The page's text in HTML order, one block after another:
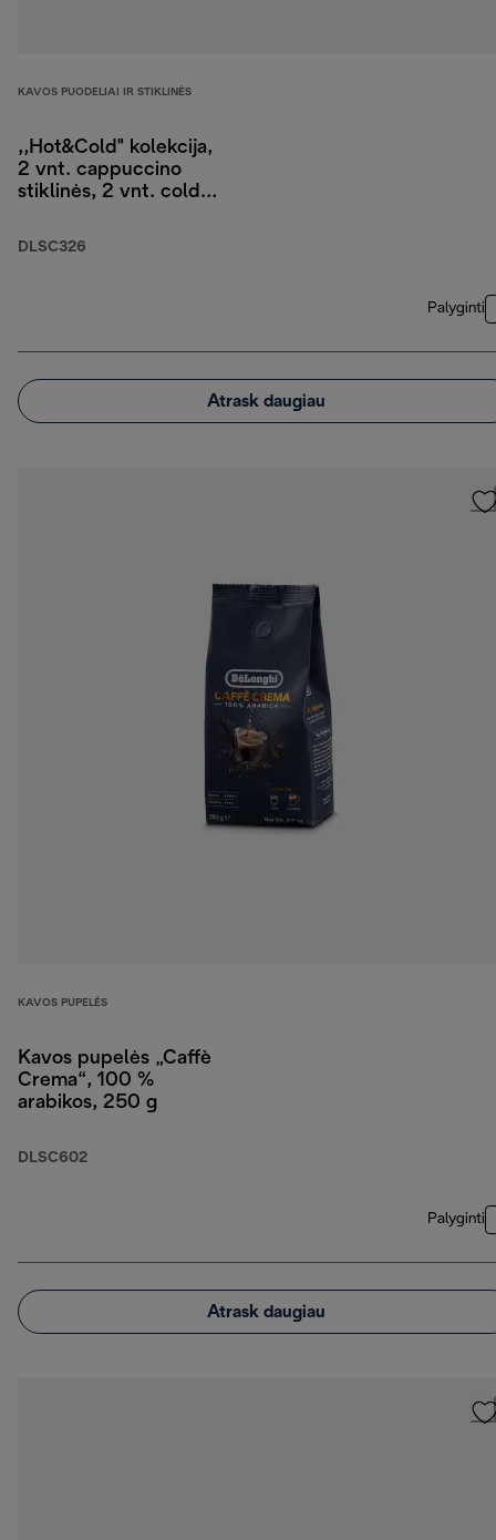
KAVOS PUODELIAI IR STIKLINĖS
,,Hot&Cold" kolekcija,
2 vnt. cappuccino
stiklinės, 2 vnt. cold
dvigubo stiklo stiklinės
DLSC326
Palyginti
Atrask daugiau
KAVOS PUPELĖS
Kavos pupelės „Caffè
Crema“, 100 %
arabikos, 250 g
DLSC602
Palyginti
Atrask daugiau